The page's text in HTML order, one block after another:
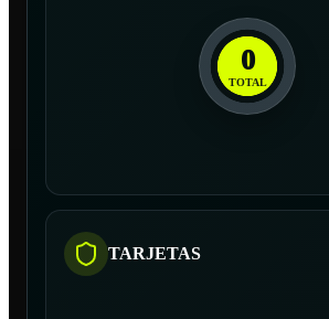
0
TOTAL
TARJETAS